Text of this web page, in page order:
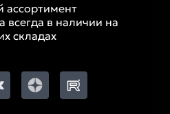
ассортимент
всегда в наличии на
складах